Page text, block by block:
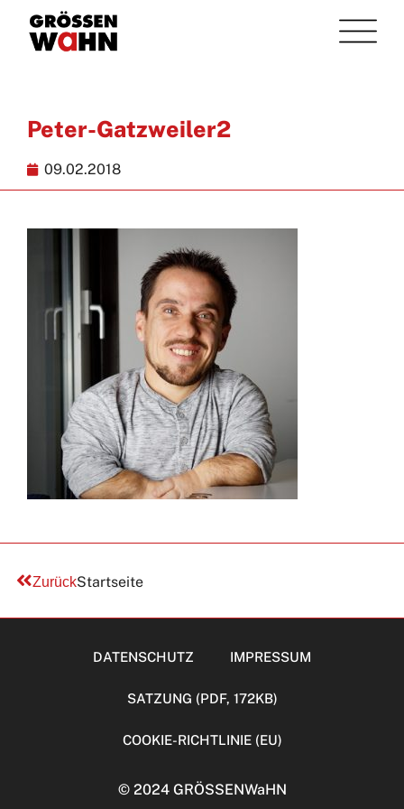
Peter-Gatzweiler2
09.02.2018
ZurückStartseite
DATENSCHUTZ IMPRESSUM
SATZUNG (PDF, 172KB)
COOKIE-RICHTLINIE (EU)
© 2024 GRÖSSENWaHN